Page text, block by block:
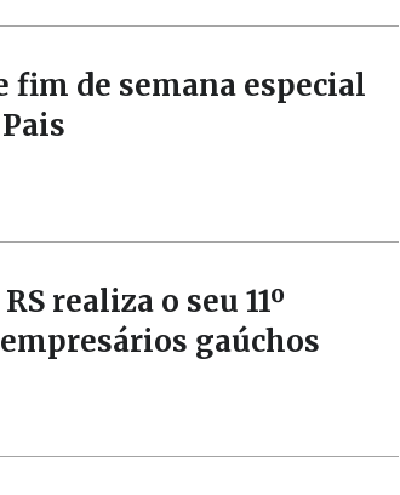
fim de semana especial
realiza o seu 11º
gaúchos